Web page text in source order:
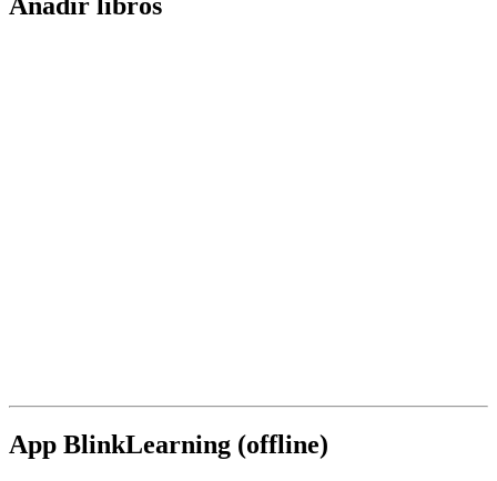
Añadir libros
App BlinkLearning (offline)